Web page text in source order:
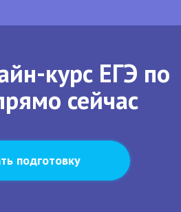
курс ЕГЭ по
сейчас
подготовку